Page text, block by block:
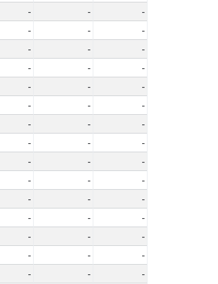
- -
-
- -
-
- -
-
- -
-
- -
-
- -
-
- -
-
- -
-
- -
-
- -
-
- -
-
- -
-
- -
-
- -
-
- -
-